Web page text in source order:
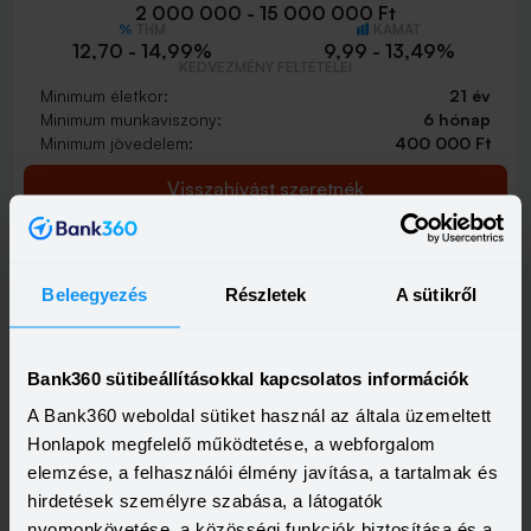
Beleegyezés Részletek A sütikről
Bank360 sütibeállításokkal kapcsolatos információk
A Bank360 weboldal sütiket használ az általa üzemeltett
Honlapok megfelelő működtetése, a webforgalom
elemzése, a felhasználói élmény javítása, a tartalmak és
hirdetések személyre szabása, a látogatók
2 000 000 - 15 000 000 Ft
12,70 - 14,99% 9,99 - 13,49%
Minimum életkor:
21 év
Minimum munkaviszony:
6 hónap
Minimum jövedelem:
400 000 Ft
Visszahívást szeretnék